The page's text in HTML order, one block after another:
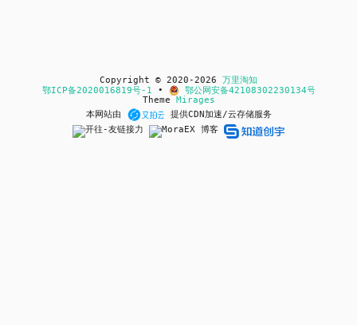
Copyright © 2020-2026 万里淘知
鄂ICP备2020016819号-1 •
鄂公网安备42108302230134号
Theme Mirages
本网站由
提供CDN加速/云存储服务